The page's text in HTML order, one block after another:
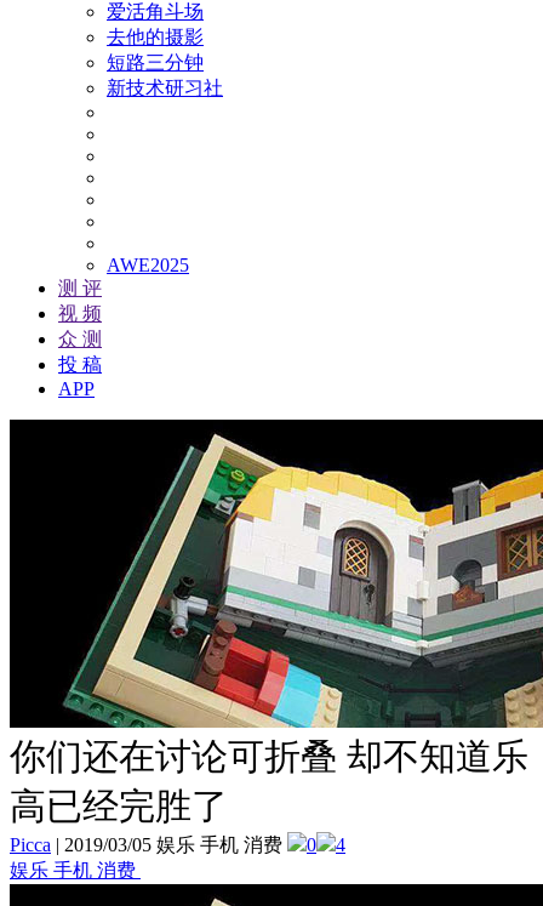
爱活角斗场
去他的摄影
短路三分钟
新技术研习社
AWE2025
测 评
视 频
众 测
投 稿
APP
你们还在讨论可折叠 却不知道乐
高已经完胜了
Picca | 2019/03/05 娱乐 手机 消费 0
4
娱乐 手机 消费